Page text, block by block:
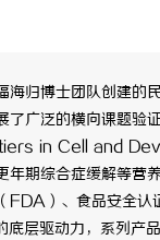
归博士团队创建
了广泛的横向课题验
in Cell and
年期综合症缓解等营
FDA）、食品安全认
层驱动力，系列产